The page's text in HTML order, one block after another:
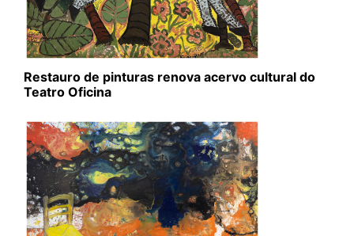
Restauro de pinturas renova acervo cultural do
Teatro Oficina